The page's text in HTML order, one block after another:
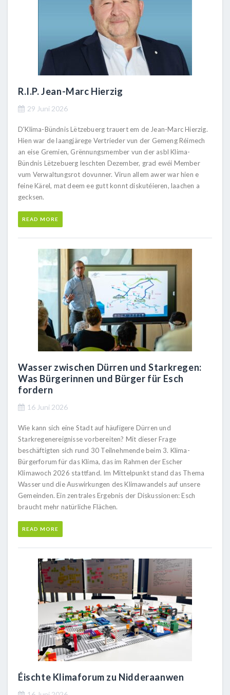
R.I.P. Jean-Marc Hierzig
29 Juni 2026
D'Klima-Bündnis Lëtzebuerg trauert em de Jean-Marc Hierzig.
Hien war de laangjärege Vertrieder vun der Gemeng Réimech
an eise Gremien, Grënnungsmember vun der asbl Klima-
Bündnis Lëtzebuerg leschten Dezember, grad ewéi Member
vum Verwaltungsrot dovunner. Virun allem awer war hien e
feine Kärel, mat deem ee gutt konnt diskutéieren, laachen a
gecksen.
READ MORE
Wasser zwischen Dürren und Starkregen:
Was Bürgerinnen und Bürger für Esch
fordern
16 Juni 2026
Wie kann sich eine Stadt auf häufigere Dürren und
Starkregenereignisse vorbereiten? Mit dieser Frage
beschäftigten sich rund 30 Teilnehmende beim 3. Klima-
Bürgerforum für das Klima, das im Rahmen der Escher
Klimawoch 2026 stattfand. Im Mittelpunkt stand das Thema
Wasser und die Auswirkungen des Klimawandels auf unsere
Gemeinden. Ein zentrales Ergebnis der Diskussionen: Esch
braucht mehr natürliche Flächen.
READ MORE
Éischte Klimaforum zu Nidderaanwen